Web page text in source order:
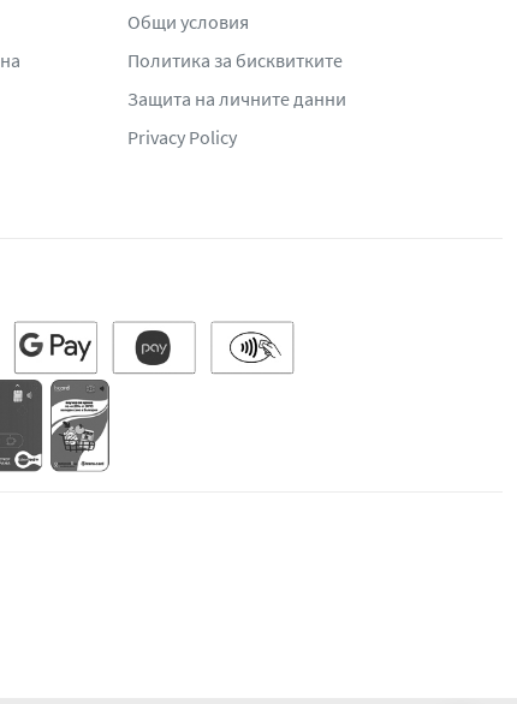
Общи условия
Политика за бисквитките
Защита на личните данни
Privacy Policy